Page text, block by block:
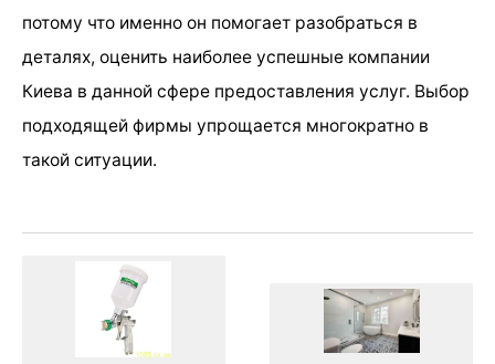
потому что именно он помогает разобраться в
деталях, оценить наиболее успешные компании
Киева в данной сфере предоставления услуг. Выбор
подходящей фирмы упрощается многократно в
такой ситуации.